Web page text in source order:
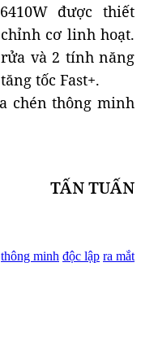
được thiết
cơ linh hoạt.
và 2 tính năng
tốc Fast+.
TẤN TUẤN
thông minh độc lập ra mắt